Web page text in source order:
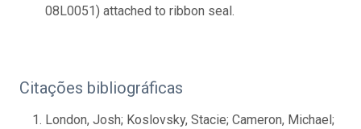
08L0051) attached to ribbon seal.
Citações bibliográficas
London, Josh; Koslovsky, Stacie; Cameron, Michael;